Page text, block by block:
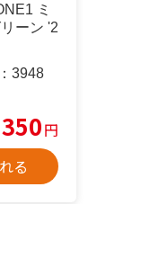
ミ
ーン '2
3948
円
る